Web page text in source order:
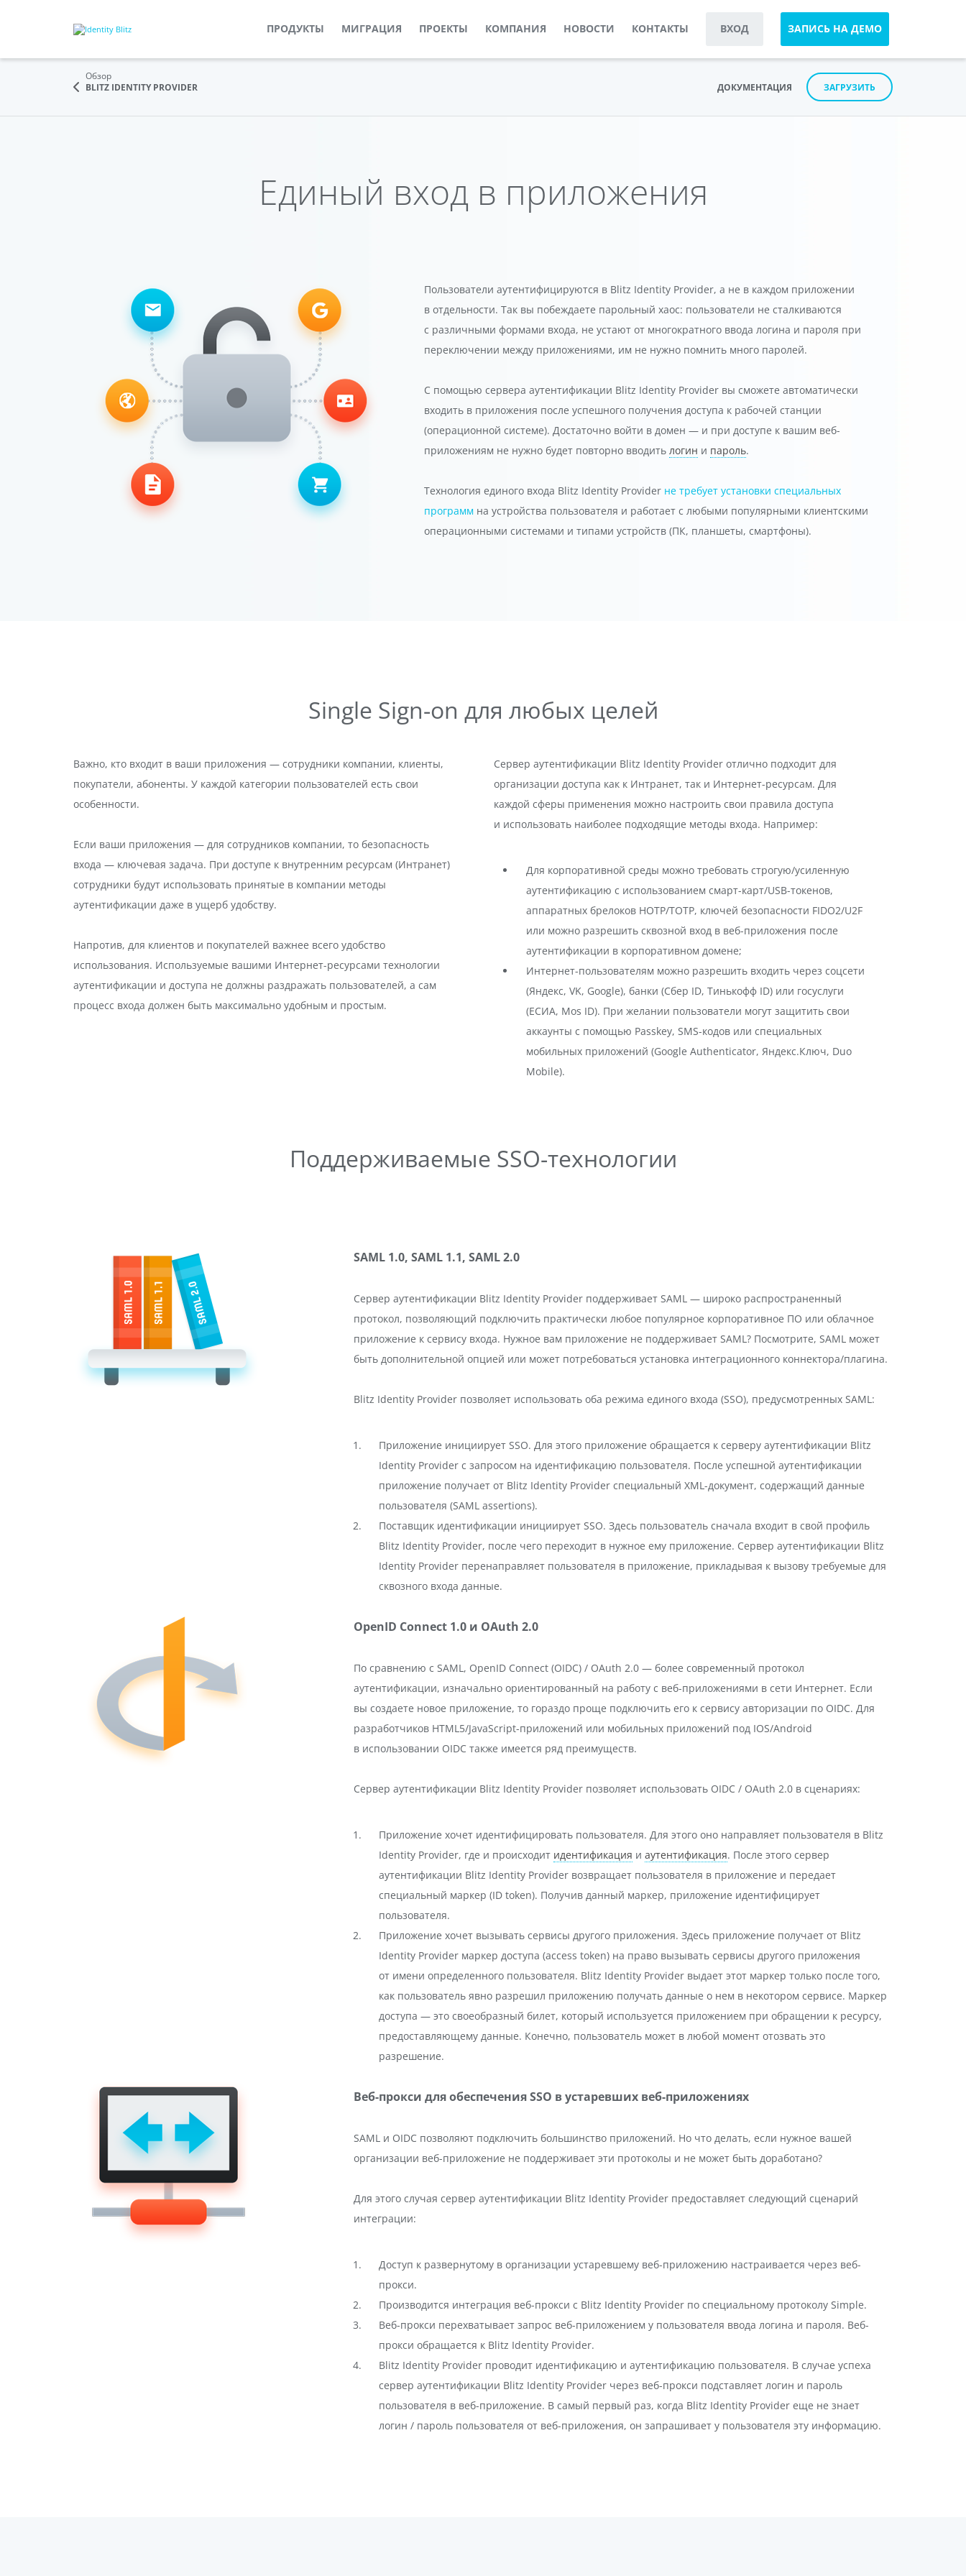
ПРОДУКТЫ МИГРАЦИЯ ПРОЕКТЫ КОМПАНИЯ НОВОСТИ КОНТАКТЫ ВХОД ЗАПИСЬ НА ДЕМО
Обзор
BLITZ IDENTITY PROVIDER
ДОКУМЕНТАЦИЯ ЗАГРУЗИТЬ
Единый вход в приложения
Пользователи аутентифицируются в Blitz Identity Provider, а не в каждом приложении
в отдельности. Так вы побеждаете парольный хаос: пользователи не сталкиваются
с различными формами входа, не устают от многократного ввода логина и пароля при
переключении между приложениями, им не нужно помнить много паролей.
С помощью сервера аутентификации Blitz Identity Provider вы сможете автоматически
входить в приложения после успешного получения доступа к рабочей станции
(операционной системе). Достаточно войти в домен — и при доступе к вашим веб-
приложениям не нужно будет повторно вводить логин и пароль.
Технология единого входа Blitz Identity Provider не требует установки специальных
программна устройства пользователя и работает с любыми популярными клиентскими
операционными системами и типами устройств (ПК, планшеты, смартфоны).
Single Sign-on для любых целей
Важно, кто входит в ваши приложения — сотрудники компании, клиенты,
покупатели, абоненты. У каждой категории пользователей есть свои
особенности.
Если ваши приложения — для сотрудников компании, то безопасность
входа — ключевая задача. При доступе к внутренним ресурсам (Интранет)
сотрудники будут использовать принятые в компании методы
аутентификации даже в ущерб удобству.
Напротив, для клиентов и покупателей важнее всего удобство
использования. Используемые вашими Интернет-ресурсами технологии
аутентификации и доступа не должны раздражать пользователей, а сам
процесс входа должен быть максимально удобным и простым.
Сервер аутентификации Blitz Identity Provider отлично подходит для
организации доступа как к Интранет, так и Интернет-ресурсам. Для
каждой сферы применения можно настроить свои правила доступа
и использовать наиболее подходящие методы входа. Например:
Для корпоративной среды можно требовать строгую/усиленную
аутентификацию с использованием смарт-карт/USB-токенов,
аппаратных брелоков HOTP/TOTP, ключей безопасности FIDO2/U2F
или можно разрешить сквозной вход в веб-приложения после
аутентификации в корпоративном домене;
Интернет-пользователям можно разрешить входить через соцсети
(Яндекс, VK, Google), банки (Сбер ID, Тинькофф ID) или госуслуги
(ЕСИА, Mos ID). При желании пользователи могут защитить свои
аккаунты с помощью Passkey, SMS-кодов или специальных
мобильных приложений (Google Authenticator, Яндекс.Ключ, Duo
Mobile).
Поддерживаемые SSO-технологии
SAML 1.0, SAML 1.1, SAML 2.0
Сервер аутентификации Blitz Identity Provider поддерживает SAML — широко распространенный
протокол, позволяющий подключить практически любое популярное корпоративное ПО или облачное
приложение к сервису входа. Нужное вам приложение не поддерживает SAML? Посмотрите, SAML может
быть дополнительной опцией или может потребоваться установка интеграционного коннектора/плагина.
Blitz Identity Provider позволяет использовать оба режима единого входа (SSO), предусмотренных SAML:
Приложение инициирует SSO. Для этого приложение обращается к серверу аутентификации Blitz
Identity Provider с запросом на идентификацию пользователя. После успешной аутентификации
приложение получает от Blitz Identity Provider специальный XML-документ, содержащий данные
пользователя (SAML assertions).
Поставщик идентификации инициирует SSO. Здесь пользователь сначала входит в свой профиль
Blitz Identity Provider, после чего переходит в нужное ему приложение. Сервер аутентификации Blitz
Identity Provider перенаправляет пользователя в приложение, прикладывая к вызову требуемые для
сквозного входа данные.
OpenID Connect 1.0 и OAuth 2.0
По сравнению с SAML, OpenID Connect (OIDC) / OAuth 2.0 — более современный протокол
аутентификации, изначально ориентированный на работу с веб-приложениями в сети Интернет. Если
вы создаете новое приложение, то гораздо проще подключить его к сервису авторизации по OIDC. Для
разработчиков HTML5/JavaScript-приложений или мобильных приложений под IOS/Android
в использовании OIDC также имеется ряд преимуществ.
Сервер аутентификации Blitz Identity Provider позволяет использовать OIDC / OAuth 2.0 в сценариях:
Приложение хочет идентифицировать пользователя. Для этого оно направляет пользователя в Blitz
Identity Provider, где и происходит идентификация и аутентификация. После этого сервер
аутентификации Blitz Identity Provider возвращает пользователя в приложение и передает
специальный маркер (ID token). Получив данный маркер, приложение идентифицирует
пользователя.
Приложение хочет вызывать сервисы другого приложения. Здесь приложение получает от Blitz
Identity Provider маркер доступа (access token) на право вызывать сервисы другого приложения
от имени определенного пользователя. Blitz Identity Provider выдает этот маркер только после того,
как пользователь явно разрешил приложению получать данные о нем в некотором сервисе. Маркер
доступа — это своеобразный билет, который используется приложением при обращении к ресурсу,
предоставляющему данные. Конечно, пользователь может в любой момент отозвать это
разрешение.
Веб-прокси для обеспечения SSO в устаревших веб-приложениях
SAML и OIDC позволяют подключить большинство приложений. Но что делать, если нужное вашей
организации веб-приложение не поддерживает эти протоколы и не может быть доработано?
Для этого случая сервер аутентификации Blitz Identity Provider предоставляет следующий сценарий
интеграции:
Доступ к развернутому в организации устаревшему веб-приложению настраивается через веб-
прокси.
Производится интеграция веб-прокси с Blitz Identity Provider по специальному протоколу Simple.
Веб-прокси перехватывает запрос веб-приложением у пользователя ввода логина и пароля. Веб-
прокси обращается к Blitz Identity Provider.
Blitz Identity Provider проводит идентификацию и аутентификацию пользователя. В случае успеха
сервер аутентификации Blitz Identity Provider через веб-прокси подставляет логин и пароль
пользователя в веб-приложение. В самый первый раз, когда Blitz Identity Provider еще не знает
логин / пароль пользователя от веб-приложения, он запрашивает у пользователя эту информацию.